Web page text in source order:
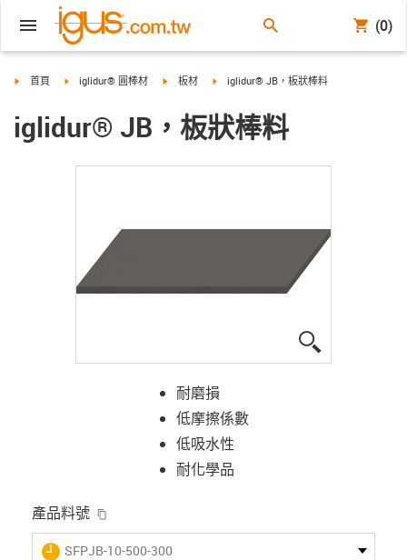
(0)
igus-icon-arrow-right
首頁 igus-icon-arrow-right
iglidur® 圓棒材 igus-icon-arrow-right
板材 igus-icon-arrow-right
iglidur® JB，板狀棒料
iglidur® JB，板狀棒料
耐磨損
低摩擦係數
低吸水性
耐化學品
產品料號
igus-icon-lieferzeit
SFPJB-10-500-300